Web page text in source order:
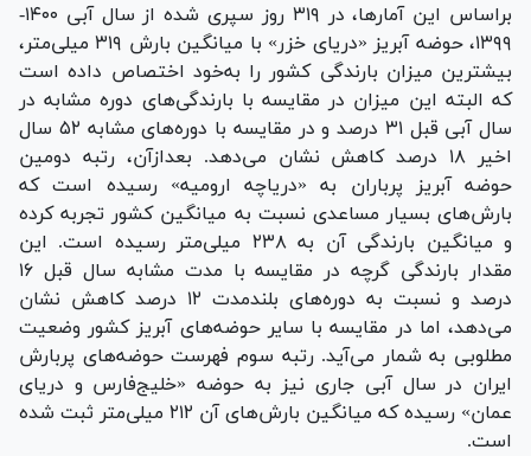
براساس این آمارها، در ۳۱۹ روز سپری شده از سال آبی ۱۴۰۰-
۱۳۹۹، حوضه آبریز «دریای خزر» با میانگین بارش ۳۱۹ میلی‌متر،
بیشترین میزان بارندگی کشور را به‌خود اختصاص داده است
که البته این میزان در مقایسه با بارندگی‌های دوره مشابه در
سال آبی قبل ۳۱ درصد و در مقایسه با دوره‌های مشابه ۵۲ سال
اخیر ۱۸ درصد کاهش نشان می‌دهد. بعدازآن، رتبه دومین
حوضه آبریز پرباران به «دریاچه ارومیه» رسیده است که
بارش‌های بسیار مساعدی نسبت به میانگین کشور تجربه کرده
و میانگین بارندگی آن به ۲۳۸ میلی‌متر رسیده است. این
مقدار بارندگی گرچه در مقایسه با مدت مشابه سال قبل ۱۶
درصد و نسبت به دوره‌های بلندمدت ۱۲ درصد کاهش نشان
می‌دهد، اما در مقایسه با سایر حوضه‌های آبریز کشور وضعیت
مطلوبی به شمار می‌آید. رتبه سوم فهرست حوضه‌های پربارش
ایران در سال آبی جاری نیز به حوضه «خلیج‌فارس و دریای
عمان» رسیده که میانگین بارش‌های آن ۲۱۲ میلی‌متر ثبت شده
است.